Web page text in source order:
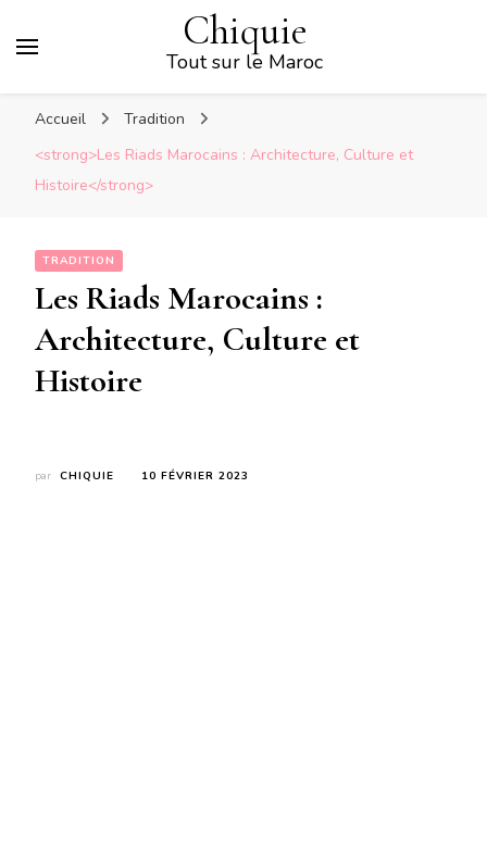
Chiquie
Tout sur le Maroc
Accueil
Tradition
<strong>Les Riads Marocains : Architecture, Culture et
Histoire</strong>
TRADITION
Les Riads Marocains :
Architecture, Culture et
Histoire
par CHIQUIE 10 FÉVRIER 2023